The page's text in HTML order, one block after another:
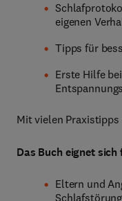
eigenen
Tipps für
Erste Hilfe
Mit vielen
Das Buch eignet sich
Eltern und